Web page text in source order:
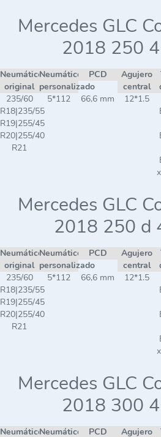
Mercedes GLC
2018 250
Neumático
original
Neumático
personalizado
PCD
Agujero
central
235/60
R18|235/55
R19|255/45
R20|255/40
R21
5*112 66,6 mm 12*1.5
Mercedes GLC
2018 250 d
Neumático
original
Neumático
personalizado
PCD
Agujero
central
235/60
R18|235/55
R19|255/45
R20|255/40
R21
5*112 66,6 mm 12*1.5
Mercedes GLC
2018 300
NeumáticoNeumático PCD Agujero